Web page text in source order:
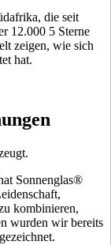
die seit
12.000 5 Sterne
zeigen, wie sich
hat.
Sonnenglas®
kombinieren,
wurden wir bereits